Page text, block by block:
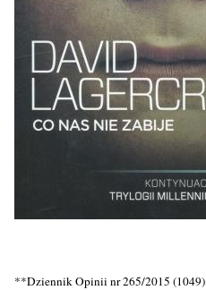
**Dziennik Opinii nr 265/2015 (1049)